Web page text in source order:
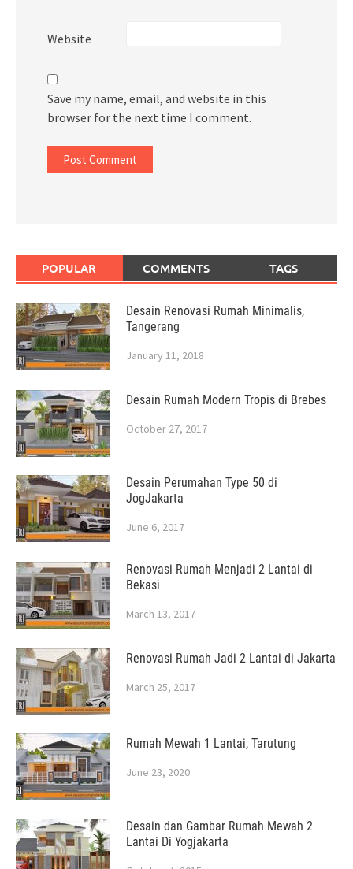
Website
Save my name, email, and website in this
browser for the next time I comment.
POPULAR COMMENTS TAGS
Desain Renovasi Rumah Minimalis,
Tangerang
January 11, 2018
Desain Rumah Modern Tropis di Brebes
October 27, 2017
Desain Perumahan Type 50 di
JogJakarta
June 6, 2017
Renovasi Rumah Menjadi 2 Lantai di
Bekasi
March 13, 2017
Renovasi Rumah Jadi 2 Lantai di Jakarta
March 25, 2017
Rumah Mewah 1 Lantai, Tarutung
June 23, 2020
Desain dan Gambar Rumah Mewah 2
Lantai Di Yogjakarta